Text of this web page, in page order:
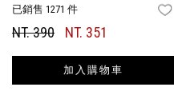
已銷售 1271 件
NT. 390 NT. 351
加入購物車